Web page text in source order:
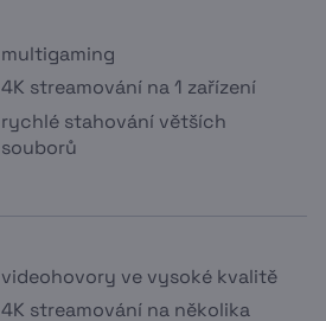
multigaming
4K streamování na 1 zařízení
rychlé stahování větších
souborů
videohovory ve vysoké kvalitě
4K streamování na několika